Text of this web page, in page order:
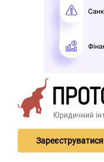
Зареєструватися